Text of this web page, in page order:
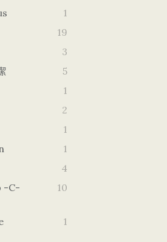
1
19
3
5
1
2
1
1
4
-c-
10
1